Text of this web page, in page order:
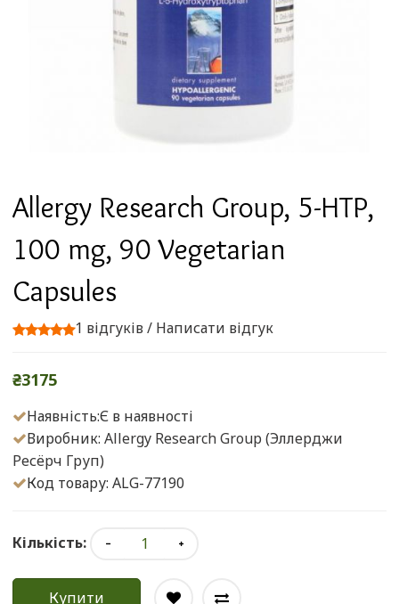
Allergy Research Group, 5-HTP,
100 mg, 90 Vegetarian
Capsules
1 відгуків/ Написати відгук
₴3175
Наявність:Є в наявності
Виробник: Allergy Research Group (Эллерджи
Ресёрч Груп)
Код товару: ALG-77190
Кількість:
Купити